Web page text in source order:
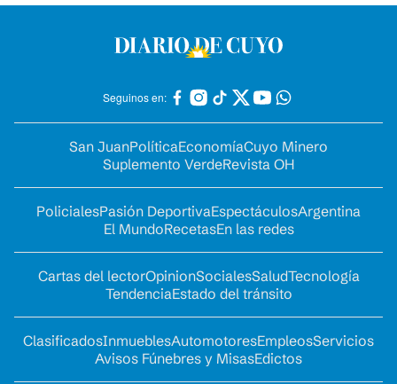
Seguinos en:
San JuanPolíticaEconomíaCuyo Minero
Suplemento VerdeRevista OH
PolicialesPasión DeportivaEspectáculosArgentina
El MundoRecetasEn las redes
Cartas del lectorOpinionSocialesSaludTecnología
TendenciaEstado del tránsito
ClasificadosInmueblesAutomotoresEmpleosServicios
Avisos Fúnebres y MisasEdictos